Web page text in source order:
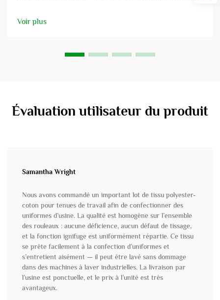
polyester et 35 % de coton...
Voir plus
Évaluation utilisateur du produit
Samantha Wright
Nous avons commandé un important lot de tissu polyester-
coton pour tenues de travail afin de confectionner des
uniformes d’usine. La qualité est homogène sur l’ensemble
des rouleaux : aucune déficience, aucun défaut de tissage,
et la fonction ignifuge est uniformément répartie. Ce tissu
se prête facilement à la confection d’uniformes et
s’entretient aisément — il peut être lavé sans dommage
dans des machines à laver industrielles. La livraison par
l’usine est ponctuelle, et le prix à l’unité est très
avantageux.